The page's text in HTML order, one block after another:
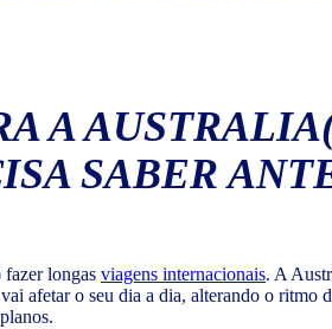
fazer longas viagens internacionais. A
afetar o seu dia a dia, alterando o ritmo